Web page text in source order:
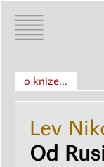
o knize...
Lev
Od